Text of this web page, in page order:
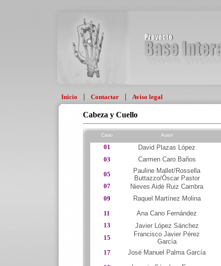
Inicio | Contactar | Aviso legal
Cabeza y Cuello
Caso Autor
01
David Plazas López
03
Carmen Caro Baños
05
Pauline Mallet/Rossella
Buttazzo/Óscar Pastor
07
Nieves Aidé Ruiz Cambra
09
Raquel Martínez Molina
11
Ana Cano Fernández
13
Javier López Sánchez
15
Francisco Javier Pérez
García
17
José Manuel Palma García